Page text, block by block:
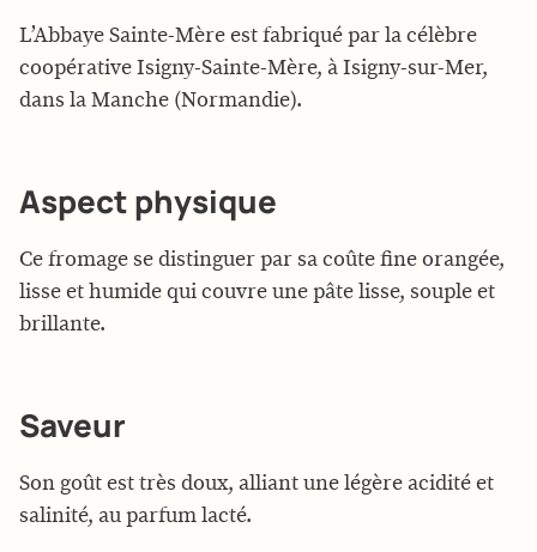
L’Abbaye Sainte-Mère est fabriqué par la célèbre
coopérative Isigny-Sainte-Mère, à Isigny-sur-Mer,
dans la Manche (Normandie).
Aspect physique
Ce fromage se distinguer par sa coûte fine orangée,
lisse et humide qui couvre une pâte lisse, souple et
brillante.
Saveur
Son goût est très doux, alliant une légère acidité et
salinité, au parfum lacté.